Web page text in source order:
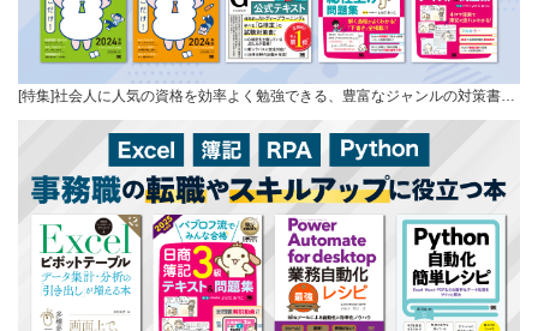
[特集]社会人に人気の資格を効率よく勉強できる、豊富なジャンルの対策書…